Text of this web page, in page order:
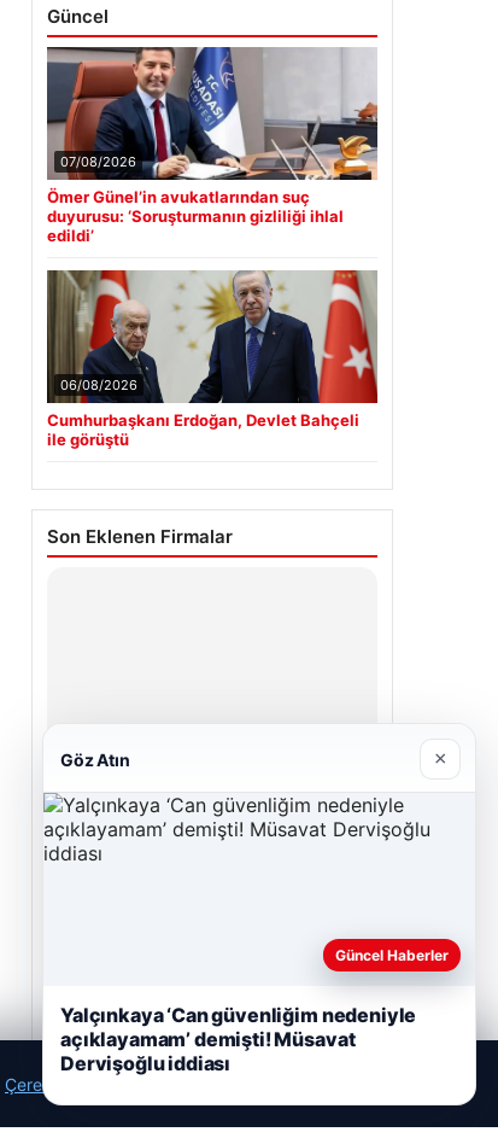
Güncel
07/08/2026
Ömer Günel’in avukatlarından suç
duyurusu: ‘Soruşturmanın gizliliği ihlal
edildi’
06/08/2026
Cumhurbaşkanı Erdoğan, Devlet Bahçeli
ile görüştü
Son Eklenen Firmalar
Çerez Politikamız
Göz Atın ×
Güncel Haberler
Yalçınkaya ‘Can güvenliğim nedeniyle
açıklayamam’ demişti! Müsavat
Dervişoğlu iddiası